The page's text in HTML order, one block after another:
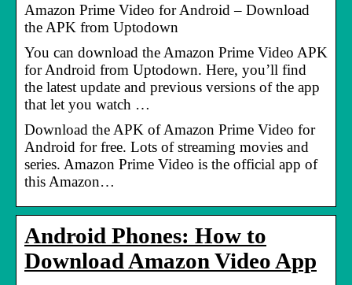
Amazon Prime Video for Android – Download
the APK from Uptodown
You can download the Amazon Prime Video APK
for Android from Uptodown. Here, you’ll find
the latest update and previous versions of the app
that let you watch …
Download the APK of Amazon Prime Video for
Android for free. Lots of streaming movies and
series. Amazon Prime Video is the official app of
this Amazon…
Android Phones: How to
Download Amazon Video App